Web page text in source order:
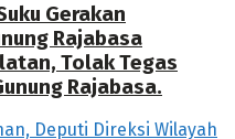
Gerakan
Rajabasa
Tolak Tegas
Rajabasa.